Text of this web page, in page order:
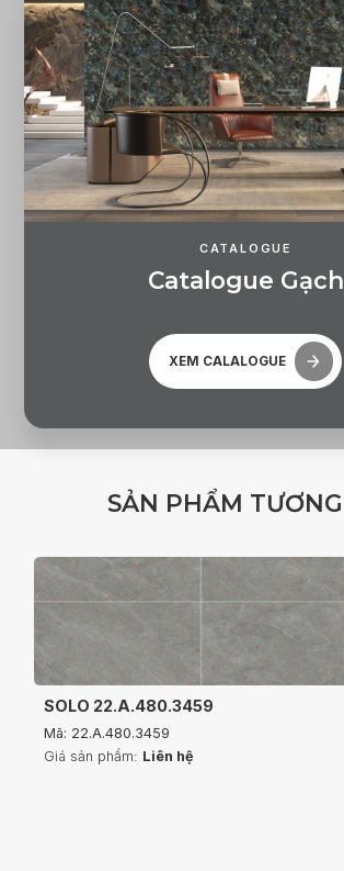
CATALOGUE
Catalogue Gạch
XEM CALALOGUE
SẢN PHẨM TƯƠNG
SOLO 22.A.480.3459
Mã: 22.A.480.3459
Giá sản phẩm: Liên hệ